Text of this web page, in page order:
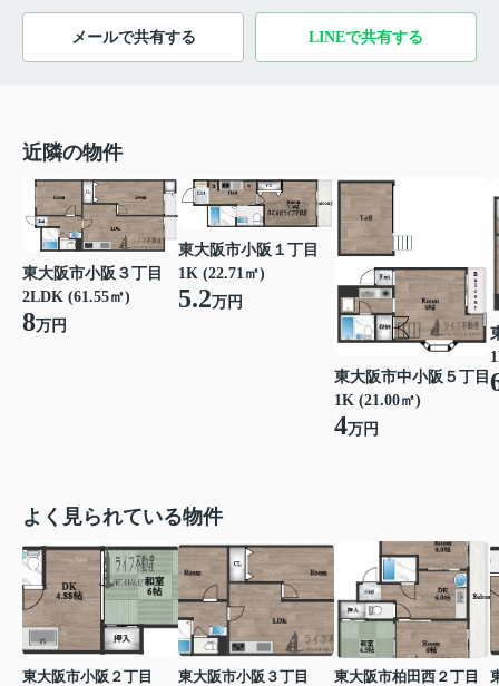
メールで共有する LINEで共有する
近隣の物件
東大阪市小阪３丁目
2LDK (61.55㎡)
8万円
東大阪市小阪１丁目
1K (22.71㎡)
5.2万円
東大阪市中小阪５丁目
1K (21.00㎡)
4万円
よく見られている物件
東大阪市小阪２丁目
東大阪市小阪３丁目
東大阪市柏田西２丁目